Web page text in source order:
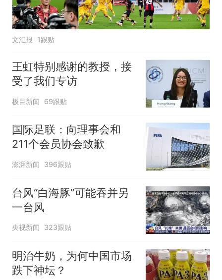
文汇报 1跟贴
王虹特别感谢的教授，接
受了我们专访
极目新闻 69跟贴
国际足联：向理事会和
211个会员协会致歉
澎湃新闻 396跟贴
台风“白海豚”可能吞并另
一台风
央视新闻 323跟贴
明治牛奶，为何中国市场
跌下神坛？